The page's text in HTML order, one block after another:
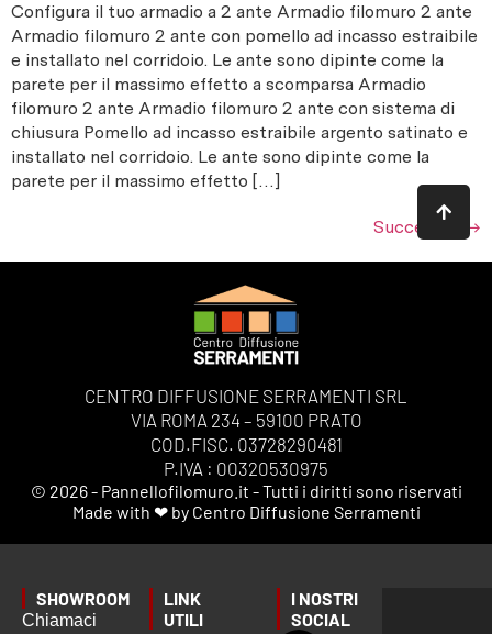
Configura il tuo armadio a 2 ante Armadio filomuro 2 ante
Armadio filomuro 2 ante con pomello ad incasso estraibile
e installato nel corridoio. Le ante sono dipinte come la
parete per il massimo effetto a scomparsa Armadio
filomuro 2 ante Armadio filomuro 2 ante con sistema di
chiusura Pomello ad incasso estraibile argento satinato e
installato nel corridoio. Le ante sono dipinte come la
parete per il massimo effetto […]
Successivo →
CENTRO DIFFUSIONE SERRAMENTI SRL
VIA ROMA 234 – 59100 PRATO
COD.FISC. 03728290481
P.IVA : 00320530975
© 2026 - Pannellofilomuro.it - Tutti i diritti sono riservati
Made with ❤ by Centro Diffusione Serramenti
SHOWROOM
Chiamaci
LINK
UTILI
I NOSTRI
SOCIAL